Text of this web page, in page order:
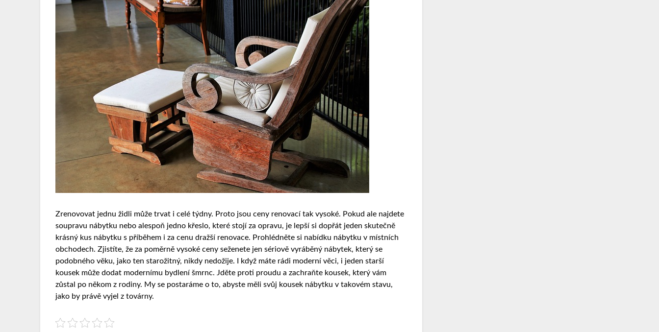
Zrenovovat jednu židli může trvat i celé týdny. Proto jsou ceny renovací tak vysoké. Pokud ale najdete
soupravu nábytku nebo alespoň jedno křeslo, které stojí za opravu, je lepší si dopřát jeden skutečně
krásný kus nábytku s příběhem i za cenu dražší renovace. Prohlédněte si nabídku nábytku v místních
obchodech. Zjistíte, že za poměrně vysoké ceny seženete jen sériově vyráběný nábytek, který se
podobného věku, jako ten starožitný, nikdy nedožije.
I když máte rádi moderní věci, i jeden starší
kousek může dodat modernímu bydlení šmrnc. Jděte proti proudu a zachraňte kousek, který vám
zůstal po někom z rodiny. My se postaráme o to, abyste měli svůj kousek nábytku v takovém stavu,
jako by právě vyjel z továrny.